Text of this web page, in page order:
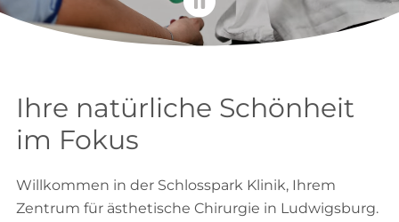
Ihre natürliche Schönheit
im Fokus
Willkommen in der Schlosspark Klinik, Ihrem
Zentrum für ästhetische Chirurgie in Ludwigsburg.